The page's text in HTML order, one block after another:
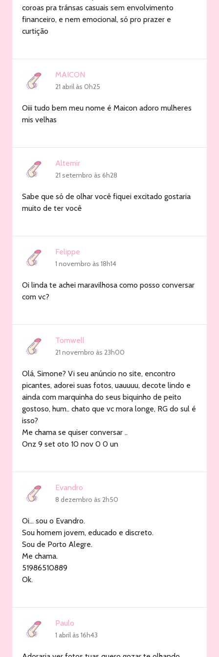
coroas pra tránsas casuais sem envolvimento
financeiro, e nem emocional, só pro prazer e
curtição
MAICON
21 abril às 0h25
Oiii tudo bem meu nome é Maicon adoro mulheres
mis velhas
Altemir
21 setembro às 6h28
Sabe que só de olhar você fiquei excitado gostaria
muito de ter você
Felippe
1 novembro às 18h14
Oi linda te achei maravilhosa como posso conversar
com vc?
Tomwell
21 novembro às 23h00
Olá, Simone? Vi seu anúncio no site, encontro
picantes, adorei suas fotos, uauuuu, decote lindo e
ainda com marquinha do seus biquinho de peito
gostoso, hum.. chato que vc mora longe, RG do sul é
isso?
Me chama se quiser conversar ..
Onz 9 set oto 10 nov 0 0 un
Evandro
8 dezembro às 2h50
Oi… sou o Evandro.
Sou homem jovem, educado e discreto.
Sou de Porto Alegre.
Me chama.
51986510889
Ok.
Paulo
1 abril às 16h43